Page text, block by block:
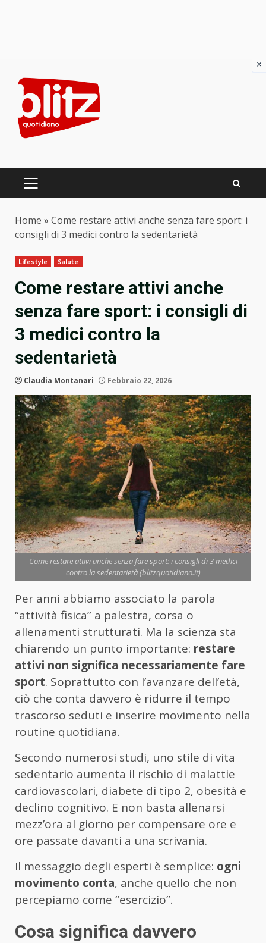
content
PRIMARY
Home » Come restare attivi anche senza fare sport: i
consigli di 3 medici contro la sedentarietà
Lifestyle Salute
Come restare attivi anche
senza fare sport: i consigli di
3 medici contro la
sedentarietà
Claudia Montanari Febbraio 22, 2026
Come restare attivi anche senza fare sport: i consigli di 3 medici
contro la sedentarietà (blitzquotidiano.it)
Per anni abbiamo associato la parola
“attività fisica” a palestra, corsa o
allenamenti strutturati. Ma la scienza sta
chiarendo un punto importante: restare
attivi non significa necessariamente fare
sport. Soprattutto con l’avanzare dell’età,
ciò che conta davvero è ridurre il tempo
trascorso seduti e inserire movimento nella
routine quotidiana.
Secondo numerosi studi, uno stile di vita
sedentario aumenta il rischio di malattie
cardiovascolari, diabete di tipo 2, obesità e
declino cognitivo. E non basta allenarsi
mezz’ora al giorno per compensare ore e
ore passate davanti a una scrivania.
Il messaggio degli esperti è semplice: ogni
movimento conta, anche quello che non
percepiamo come “esercizio”.
Cosa significa davvero
×